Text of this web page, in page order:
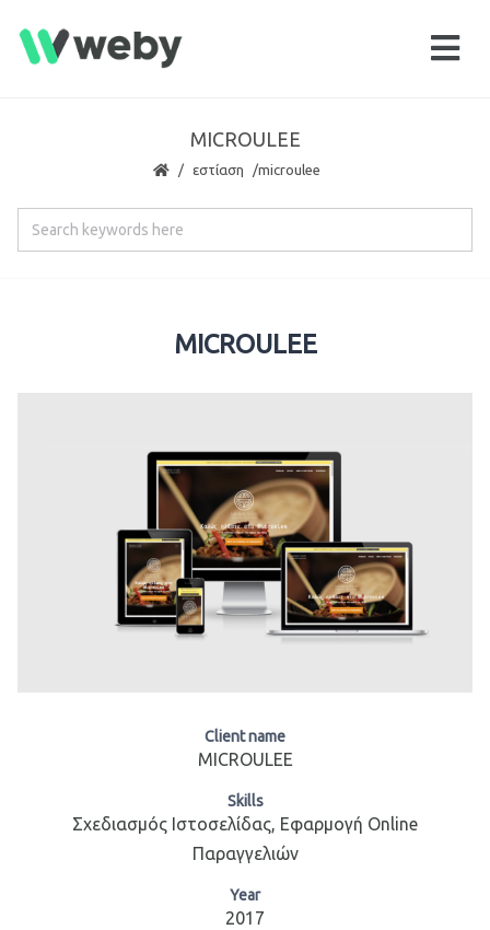
MICROULEE
εστίαση microulee
MICROULEE
Client name
MICROULEE
Skills
Σχεδιασμός Ιστοσελίδας, Εφαρμογή Online
Παραγγελιών
Year
2017